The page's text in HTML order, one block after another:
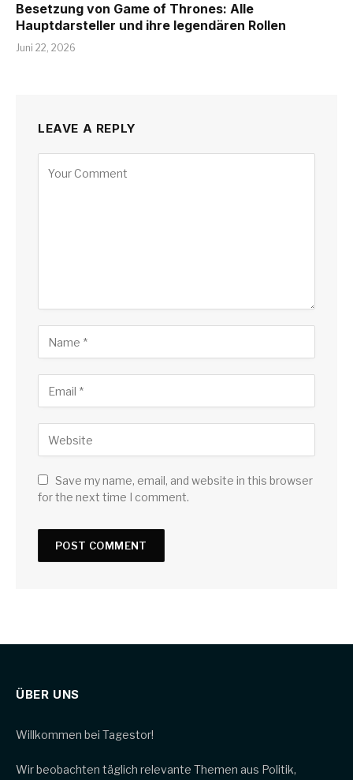
Besetzung von Game of Thrones: Alle
Hauptdarsteller und ihre legendären Rollen
Juni 22, 2026
LEAVE A REPLY
Save my name, email, and website in this browser
for the next time I comment.
ÜBER UNS
Willkommen bei Tagestor!
Wir beobachten täglich relevante Themen aus Politik,